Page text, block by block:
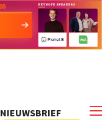
NIEUWSBRIEF